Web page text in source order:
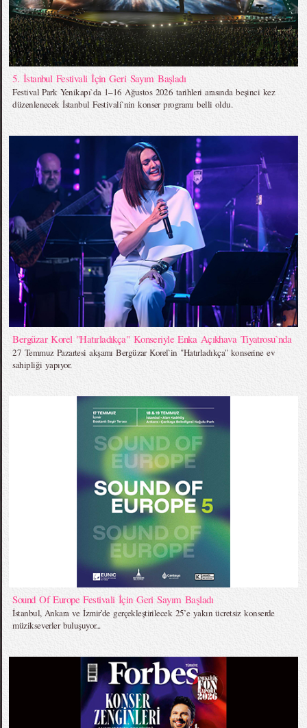
5. İstanbul Festivali İçin Geri Sayım Başladı
Festival Park Yenikapı`da 1–16 Ağustos 2026 tarihleri arasında beşinci kez
düzenlenecek İstanbul Festivali`nin konser programı belli oldu.
Bergüzar Korel "Hatırladıkça" Konseriyle Enka Açıkhava Tiyatrosu`nda
27 Temmuz Pazartesi akşamı Bergüzar Korel`in "Hatırladıkça" konserine ev
sahipliği yapıyor.
Sound Of Europe Festivali İçin Geri Sayım Başladı
İstanbul, Ankara ve İzmir’de gerçekleştirilecek 25’e yakın ücretsiz konserde
müzikseverler buluşuyor...